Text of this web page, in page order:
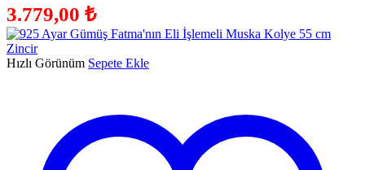
3.779,00 ₺
Hızlı Görünüm Sepete Ekle